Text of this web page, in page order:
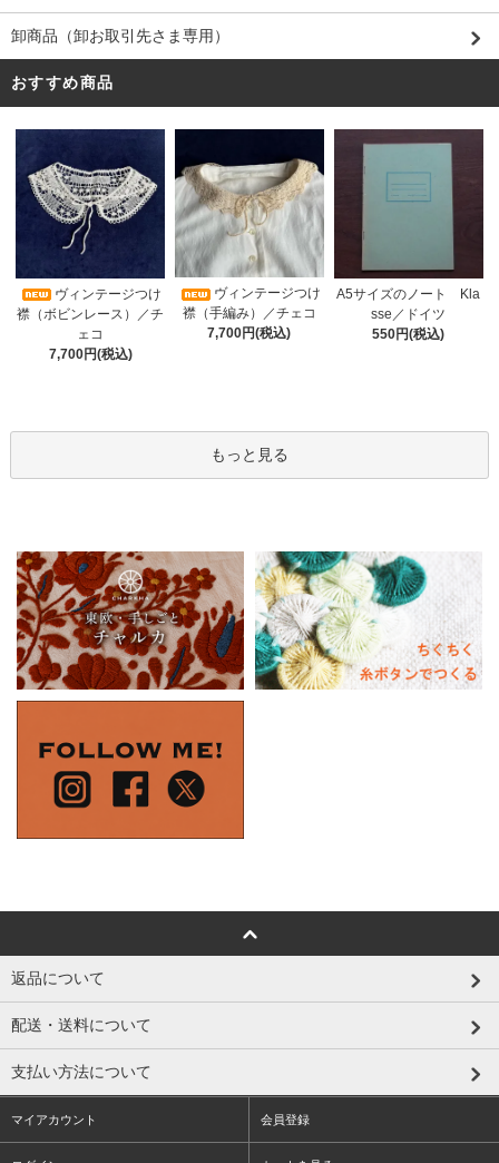
卸商品（卸お取引先さま専用）
おすすめ商品
ヴィンテージつけ
襟（ボビンレース）／チ
ェコ
7,700円(税込)
ヴィンテージつけ
襟（手編み）／チェコ
7,700円(税込)
A5サイズのノート Kla
sse／ドイツ
550円(税込)
もっと見る
返品について
配送・送料について
支払い方法について
マイアカウント 会員登録